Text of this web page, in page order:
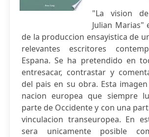
"La vision
Julian Marias"
de la produccion ensayistica de
relevantes escritores
Espana. Se ha pretendido en
entresacar, contrastar y
del pais en su obra. Esta
nacion europea que siempre
parte de Occidente y con una
vinculacion transeuropea. En
sera unicamente posible